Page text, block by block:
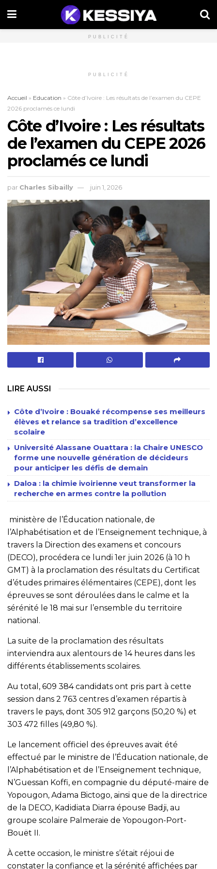
PUBLICITÉ
PUBLICITÉ
Accueil » Education » Côte d’Ivoire : Les résultats de l’examen du CEPE
2026 proclamés ce lundi
Côte d’Ivoire : Les résultats
de l’examen du CEPE 2026
proclamés ce lundi
par Charles Sibailly juin 1, 2026
LIRE AUSSI
Côte d’Ivoire : Bouaké récompense ses meilleurs
élèves et relance sa tradition d’excellence
scolaire
Université Alassane Ouattara : la Chaire UNESCO
forme une nouvelle génération de décideurs
pour anticiper les défis de demain
Daloa : la chimie ivoirienne veut transformer la
recherche en armes contre la pollution
ministère de l’Éducation nationale, de
l’Alphabétisation et de l’Enseignement technique, à
travers la Direction des examens et concours
(DECO), procédera ce lundi 1er juin 2026 (à 10 h
GMT) à la proclamation des résultats du Certificat
d’études primaires élémentaires (CEPE), dont les
épreuves se sont déroulées dans le calme et la
sérénité le 18 mai sur l’ensemble du territoire
national.
La suite de la proclamation des résultats
interviendra aux alentours de 14 heures dans les
différents établissements scolaires.
Au total, 609 384 candidats ont pris part à cette
session dans 2 763 centres d’examen répartis à
travers le pays, dont 305 912 garçons (50,20 %) et
303 472 filles (49,80 %).
Le lancement officiel des épreuves avait été
effectué par le ministre de l’Éducation nationale, de
l’Alphabétisation et de l’Enseignement technique,
N’Guessan Koffi, en compagnie du député-maire de
Yopougon, Adama Bictogo, ainsi que de la directrice
de la DECO, Kadidiata Diarra épouse Badji, au
groupe scolaire Palmeraie de Yopougon-Port-
Bouët II.
À cette occasion, le ministre s’était réjoui de
constater la confiance et la sérénité affichées par